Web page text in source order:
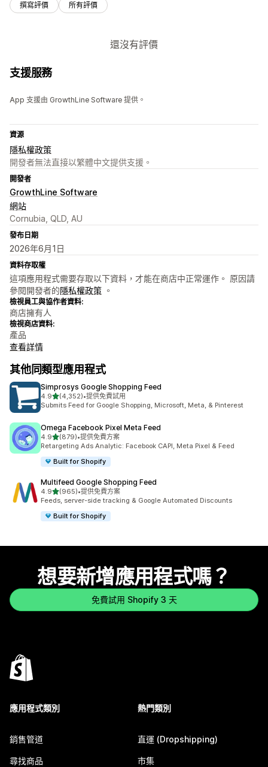
撰寫評價 所有評價
還沒有評價
支援服務
App 支援由 GrowthLine Software 提供。
資源
隱私權政策
開發者無法直接以繁體中文提供支援。
開發者
GrowthLine Software
網站
Cornubia, QLD, AU
發布日期
2026年6月1日
資料存取權
這項應用程式需要存取以下資料，才能在商店中正常運作。 原因請
參閱開發者的隱私權政策 。
檢視員工與協作者資料:
商店擁有人
檢視商店資料:
產品
查看詳情
其他同類型應用程式
Simprosys Google Shopping Feed
4.9滿分 5 顆星
(4,352)
共有 4352 則評價
•提供免費試用
Submits Feed for Google Shopping, Microsoft, Meta, & Pinterest
Omega Facebook Pixel Meta Feed
4.9滿分 5 顆星
(879)
共有 879 則評價
•提供免費方案
Retargeting Ads Analytic: Facebook CAPI, Meta Pixel & Feed
Built for Shopify
Multifeed Google Shopping Feed
4.9滿分 5 顆星
(965)
共有 965 則評價
•提供免費方案
Feeds, server-side tracking & Google Automated Discounts
Built for Shopify
想要新增應用程式嗎？
免費試用 Shopify 3 天
應用程式類別
銷售管道
尋找商品
熱門類別
直運 (Dropshipping)
市集